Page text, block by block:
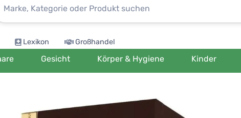
Lexikon Großhandel
Gesicht Körper & Hygiene Kinder